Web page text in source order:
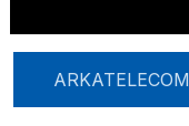
ARKATELECOM